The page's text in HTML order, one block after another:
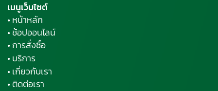
เมนูเว็บไซต์
• หน้าหลัก
• ช้อปออนไลน์
• การสั่งซื้อ
• บริการ
• เกี่ยวกับเรา
• ติดต่อเรา